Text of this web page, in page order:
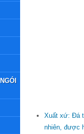
Xuất xứ: Đá
nhiên, được